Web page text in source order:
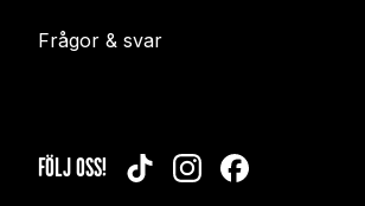
Frågor & svar
FÖLJ OSS! TIKTOKINSTAGRAMFACEBOOK